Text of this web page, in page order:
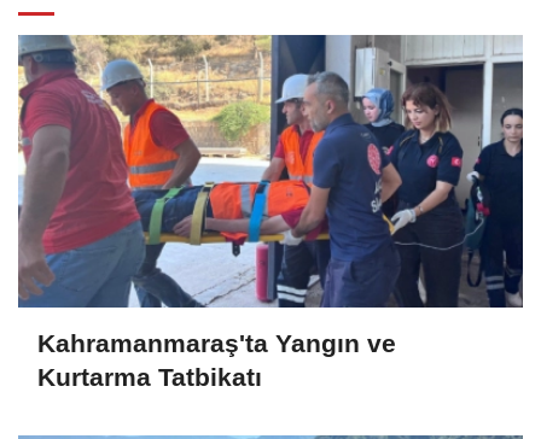
Kahramanmaraş'ta Yangın ve
Kurtarma Tatbikatı